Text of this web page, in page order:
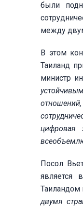
были
между
В этом
Таиланд
министр
цифровая
Посол
является
двумя